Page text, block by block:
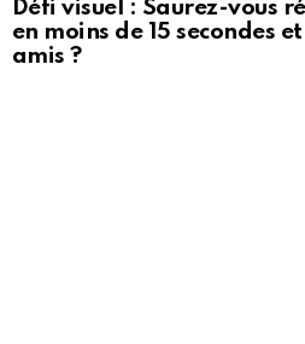
Défi visuel : Saurez-vous
en moins de 15 secondes
amis ?